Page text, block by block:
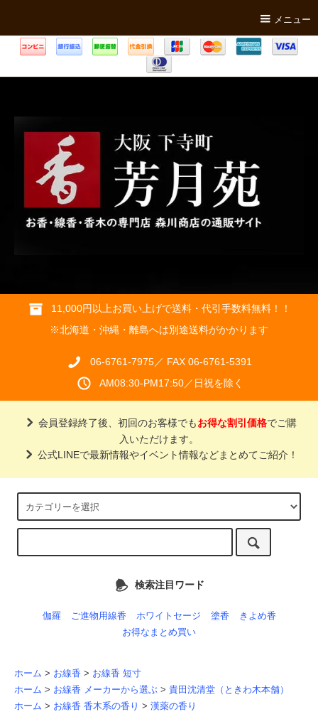
メニュー
11,000円以上お買い上げで送料・代引手数料無料！！
※北海道・沖縄・離島へは別途送料がかかります
06-6761-7975／ FAX 06-6761-5391
AM08:30-PM17:50／日祝を除く
会員登録終了後、初回のお客様でもお得な割引価格でご購
入いただけます。
公式LINEで最新情報やイベント情報などまとめてご紹介！
検索注目ワード
伽羅 ご進物用線香 ホワイトセージ 塗香
きよめ香
お得なまとめ買い
ホーム > お線香 > お線香 短寸
ホーム > お線香 メーカーから選ぶ > 貴田沈清堂（ときわ木本舗）
ホーム > お線香 香木系の香り > 漢薬の香り